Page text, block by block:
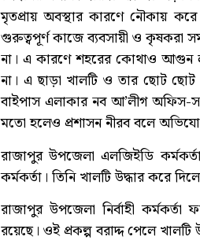
মৃতপ্রায় অবস্থার কারণে নৌকায়
গুরুত্বপূর্ণ কাজে ব্যবসায়ী ও কৃষকরা
না। এ কারণে শহরের কোথাও আগুন
না। এ ছাড়া খালটি ও তার ছোট ছোট
বাইপাস এলাকার নব আ’লীগ অফিস-
মতো হলেও প্রশাসন নীরব বলে
রাজাপুর উপজেলা এলজিইডি
কর্মকর্তা। তিনি খালটি উদ্ধার করে
রাজাপুর উপজেলা নির্বাহী
রয়েছে। ওই প্রকল্প বরাদ্দ পেলে